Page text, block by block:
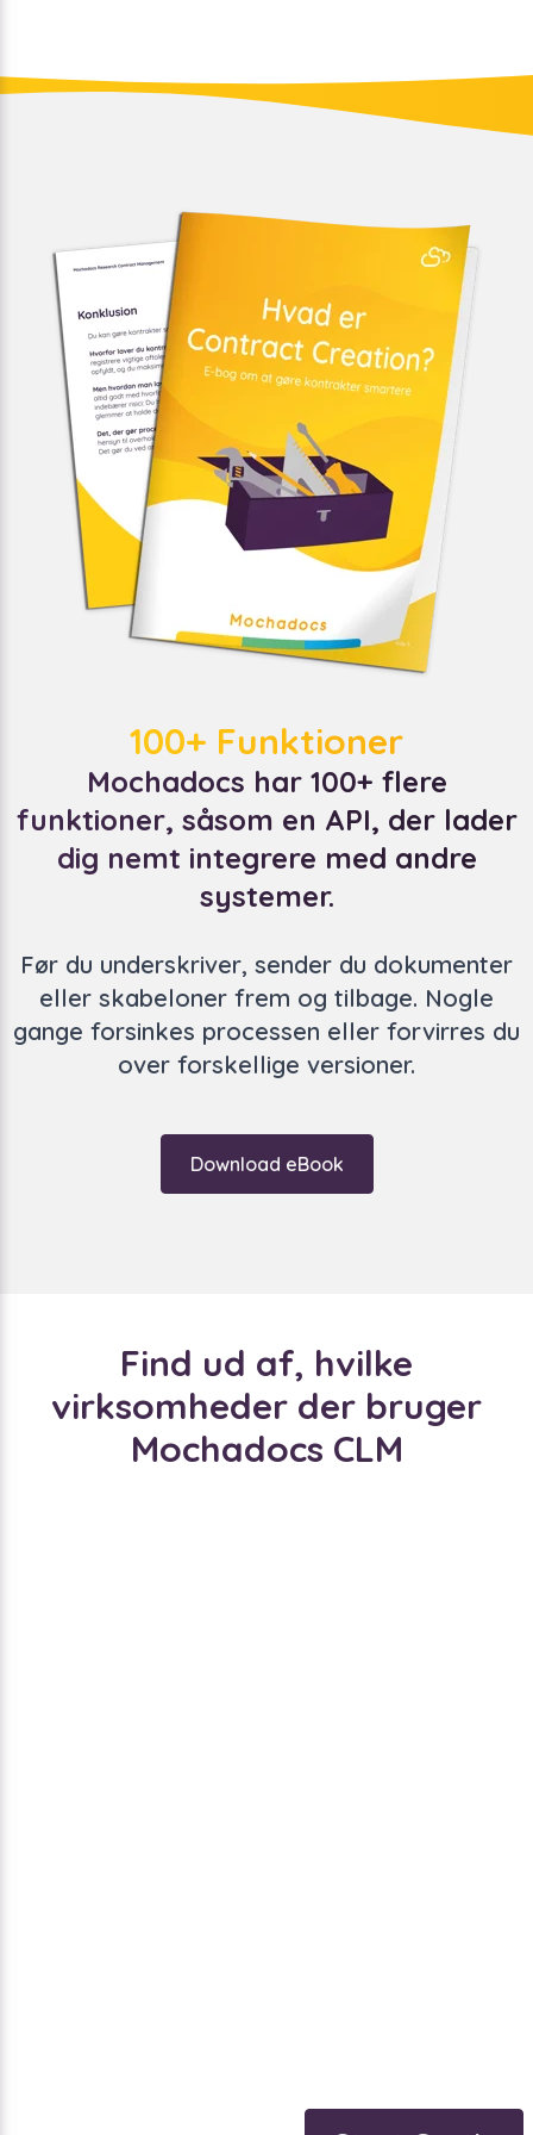
100+ Funktioner
Mochadocs har 100+ flere
funktioner, såsom en API, der lader
dig nemt integrere med andre
systemer.
Før du underskriver, sender du dokumenter
eller skabeloner frem og tilbage. Nogle
gange forsinkes processen eller forvirres du
over forskellige versioner.
Download eBook
Find ud af, hvilke
virksomheder der bruger
Mochadocs CLM